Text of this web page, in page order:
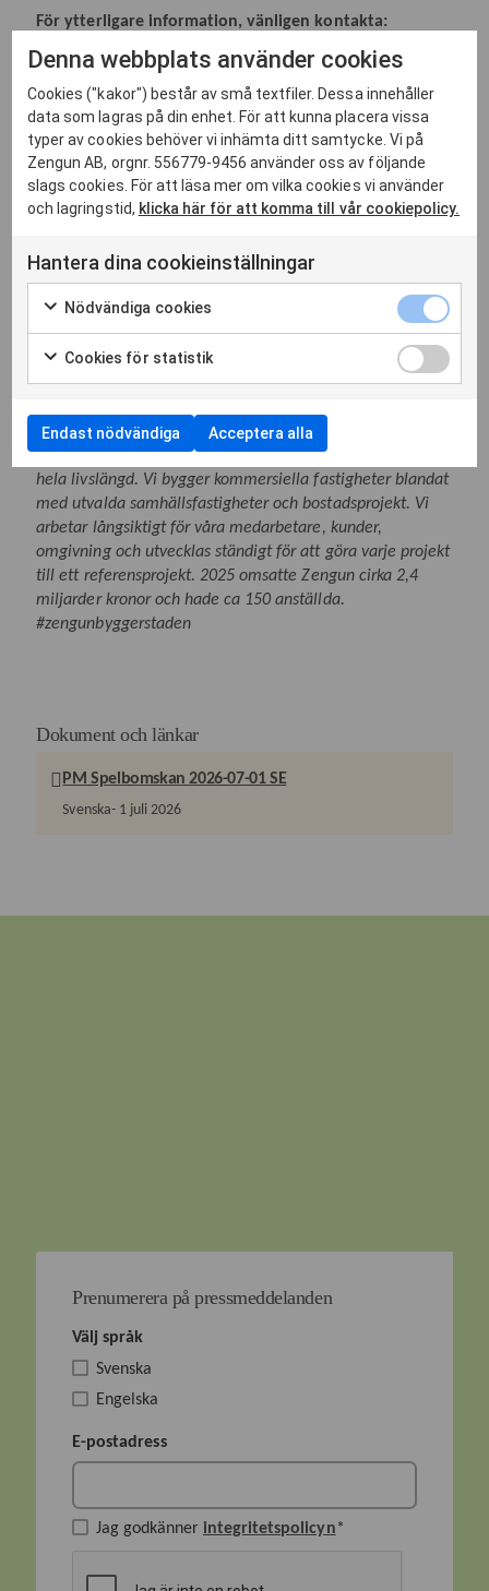
För ytterligare information, vänligen kontakta:
Julia Kågström, arbetschef, +46 (0) 70 510 99 29
Tom Herlin, projektchef, +46 (0) 76 233 04 02
Denna information är sådan information som Zengun
Group AB (publ) är skyldigt att offentliggöra enligt EU:s
marknadsmissbruksförordning. Informationen lämnades,
offentliggörande den 1 juli 2026 kl. 13.50 CEST.
Zengun drivs av att driva projekt. Vi verkar i
Stockholmsregionen i nära samverkan med våra kunder
och alltid med projektet och människor i centrum. Vi
genom att i varje projekt erbjuda kunskap och kompetens
som samverkans- och hållbarhetspartner under projektets
hela livslängd. Vi bygger kommersiella fastigheter blandat
med utvalda samhällsfastigheter och bostadsprojekt. Vi
arbetar långsiktigt för våra medarbetare, kunder,
omgivning och utvecklas ständigt för att göra varje projekt
till ett referensprojekt. 2025 omsatte Zengun cirka 2,4
miljarder kronor och hade ca 150 anställda.
#zengunbyggerstaden
Dokument och länkar
PM Spelbomskan 2026-07-01 SE
Svenska 1 juli 2026
Prenumerera på pressmeddelanden
Välj språk
Svenska
Engelska
E-postadress
Jag godkänner integritetspolicyn*
Denna webbplats använder cookies
Cookies ("kakor") består av små textfiler. Dessa innehåller
data som lagras på din enhet. För att kunna placera vissa
typer av cookies behöver vi inhämta ditt samtycke. Vi på
Zengun AB, orgnr. 556779-9456 använder oss av följande
slags cookies. För att läsa mer om vilka cookies vi använder
och lagringstid, klicka här för att komma till vår cookiepolicy.
Hantera dina cookieinställningar
Nödvändiga cookies
Cookies för statistik
Endast nödvändiga Acceptera alla